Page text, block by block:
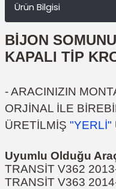
Ürün Bilgisi
BİJON
KAPALI TİP
- ARACINIZIN
ORJİNAL İLE
ÜRETİLMİŞ "YERLİ"
Uyumlu Olduğu
TRANSİT V362
TRANSİT V363